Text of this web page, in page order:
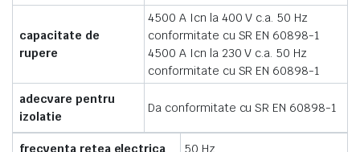
capacitate de
rupere
4500 A Icn la 400 V c.a. 50 Hz
conformitate cu SR EN 60898-1
4500 A Icn la 230 V c.a. 50 Hz
conformitate cu SR EN 60898-1
adecvare pentru
izolatie
Da conformitate cu SR EN 60898-1
frecventa retea electrica 50 Hz